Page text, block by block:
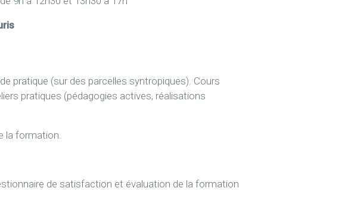
pratique (sur des parcelles syntropiques). Cours
pratiques (pédagogies actives, réalisations
la formation.
de satisfaction et évaluation de la formation